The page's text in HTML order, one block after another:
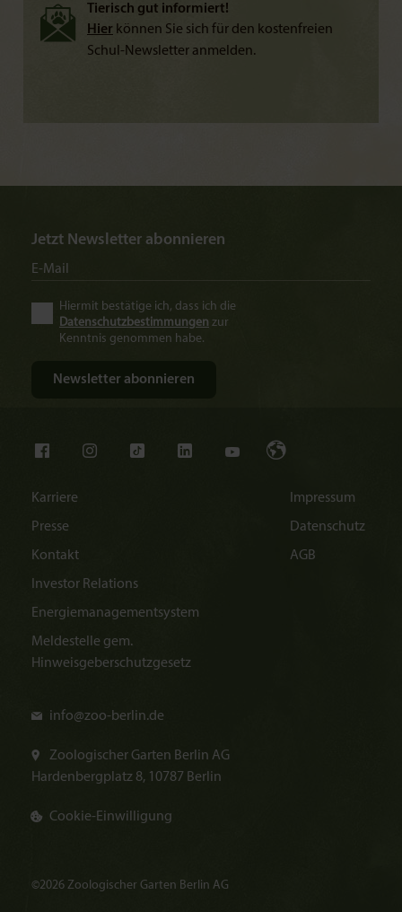
Tierisch gut informiert!
Hier können Sie sich für den kostenfreien
Schul-Newsletter anmelden.
Karriere
Presse
Kontakt
Investor Relations
Energiemanagementsystem
Meldestelle gem.
Hinweisgeberschutzgesetz
Impressum
Datenschutz
AGB
info@zoo-berlin.de
Zoologischer Garten Berlin AG
Hardenbergplatz 8, 10787 Berlin
Cookie-Einwilligung
Jetzt Newsletter abonnieren
Hiermit bestätige ich, dass ich die
Datenschutzbestimmungen zur
Kenntnis genommen habe.
©2026 Zoologischer Garten Berlin AG